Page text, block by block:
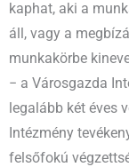
kaphat, aki a
áll, vagy a
munkakörbe
− a Városgazda
legalább két éves
Intézmény
felsőfokú